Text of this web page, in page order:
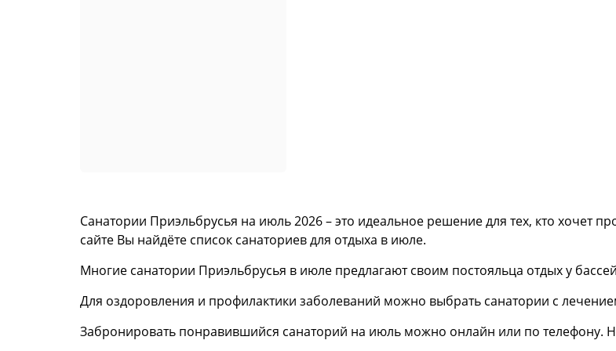
Санатории Приэльбрусья на июль 2026 – это идеальное решение для тех, кто хочет
сайте Вы найдёте список санаториев для отдыха в июле.
Многие санатории Приэльбрусья в июле предлагают своим постояльца отдых у
Для оздоровления и профилактики заболеваний можно выбрать санатории с
Забронировать понравившийся санаторий на июль можно онлайн или по телефону.